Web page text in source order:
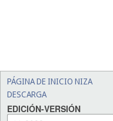
PÁGINA DE INICIO NIZA
DESCARGA
EDICIÓN-VERSIÓN